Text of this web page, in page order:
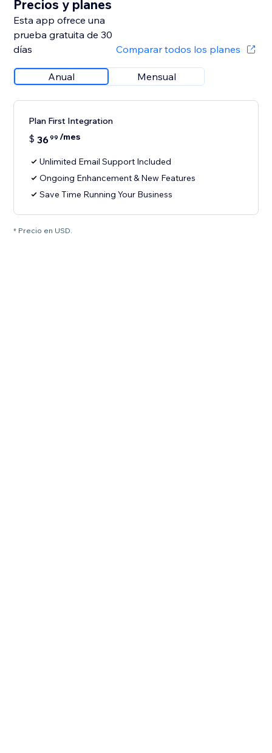
Precios y planes
Esta app ofrece una
prueba gratuita de 30
días
Comparar todos los planes
Anual Mensual
Plan First Integration
$ 3699 /mes
Unlimited Email Support Included
Ongoing Enhancement & New Features
Save Time Running Your Business
* Precio en USD.